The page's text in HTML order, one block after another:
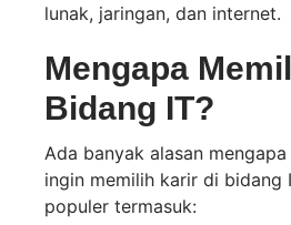
lunak, jaringan, dan internet.
Mengapa
Bidang IT?
Ada banyak alasan
ingin memilih karir di bidang
populer termasuk: